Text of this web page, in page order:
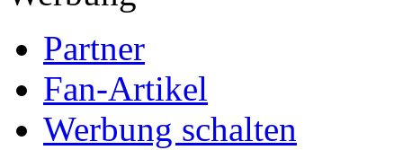
Partner
Fan-Artikel
Werbung schalten